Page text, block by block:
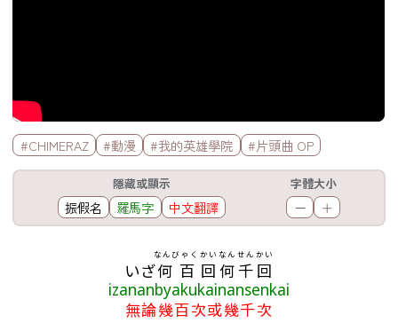
標籤欄
#CHIMERAZ #動漫 #我的英雄學院 #片頭曲 OP
隱藏或顯示
振假名 羅馬字 中文翻譯
字體大小
－ ＋
いざ何百
なんびゃく
回
かい
何
なん
千
せん
回
かい
izananbyakukainansenkai
無論幾百次或幾千次